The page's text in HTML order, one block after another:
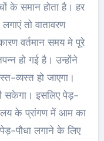
के समान होता है। हर
तो वातावरण
वर्तमान समय मे पूरे
हो गई है। उन्होंने
व्यस्त हो जाएगा।
सकेगा। इसलिए पेड़-
के प्रांगण में आम का
पौधा लगाने के लिए